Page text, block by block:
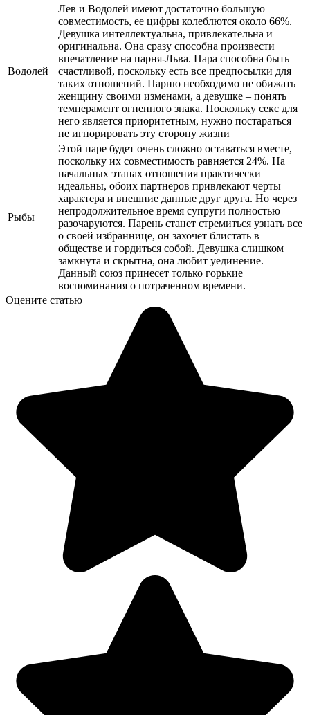
Водолей
Лев и Водолей имеют достаточно большую
совместимость, ее цифры колеблются около 66%.
Девушка интеллектуальна, привлекательна и
оригинальна. Она сразу способна произвести
впечатление на парня-Льва. Пара способна быть
счастливой, поскольку есть все предпосылки для
таких отношений. Парню необходимо не обижать
женщину своими изменами, а девушке – понять
темперамент огненного знака. Поскольку секс для
него является приоритетным, нужно постараться
не игнорировать эту сторону жизни
Рыбы
Этой паре будет очень сложно оставаться вместе,
поскольку их совместимость равняется 24%. На
начальных этапах отношения практически
идеальны, обоих партнеров привлекают черты
характера и внешние данные друг друга. Но через
непродолжительное время супруги полностью
разочаруются. Парень станет стремиться узнать все
о своей избраннице, он захочет блистать в
обществе и гордиться собой. Девушка слишком
замкнута и скрытна, она любит уединение.
Данный союз принесет только горькие
воспоминания о потраченном времени.
Оцените статью